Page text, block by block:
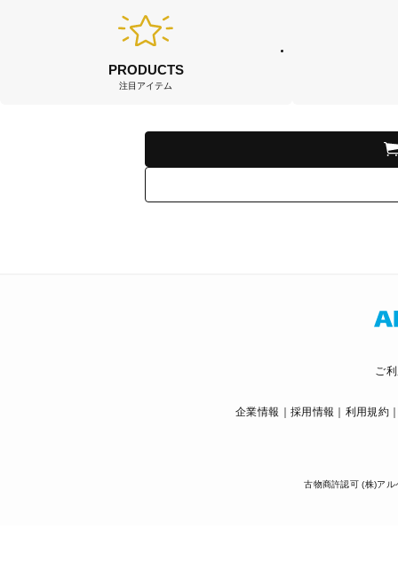
PRODUCTS
注目アイテム
ご
企業情報 採用情報 利用規約
古物商許認可 (株)ア